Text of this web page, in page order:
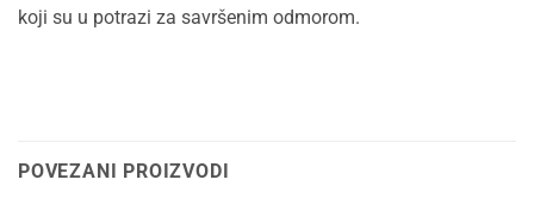
koji su u potrazi za savršenim odmorom.
POVEZANI PROIZVODI